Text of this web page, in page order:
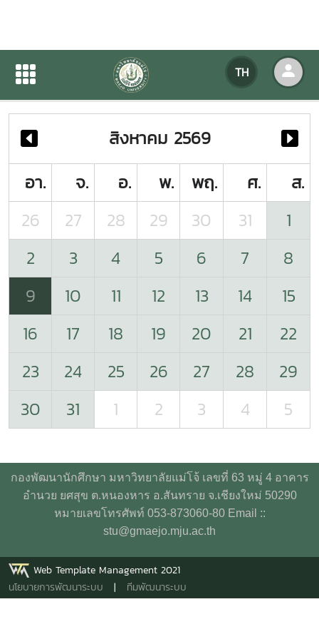
TH
ปฏิทินกิจกรรมของหน่วยงาน
ปฏิทินกิจกรรมของหน่วยงาน
สิงหาคม 2569
อา.
จ. อ. พ. พฤ. ศ.
ส.
26
27 28 29 30 31
1
2
3 4 5 6 7
8
9
10 11 12 13 14
15
16
17 18 19 20 21
22
23
24 25 26 27 28
29
30
31 1 2 3 4 5
กองพัฒนานักศึกษา มหาวิทยาลัยแม่โจ้ เลขที่ 63 หมู่ 4 อาคาร
อำนวย ยศสุข ต.หนองหาร อ.สันทราย จ.เชียงใหม่ 50290
หมายเลขโทรศัพท์ 053-873060-80 Email ::
stu@gmaejo.mju.ac.th
Web Template Management 2021
นโยบายการพัฒนาระบบ | ทีมพัฒนาระบบ